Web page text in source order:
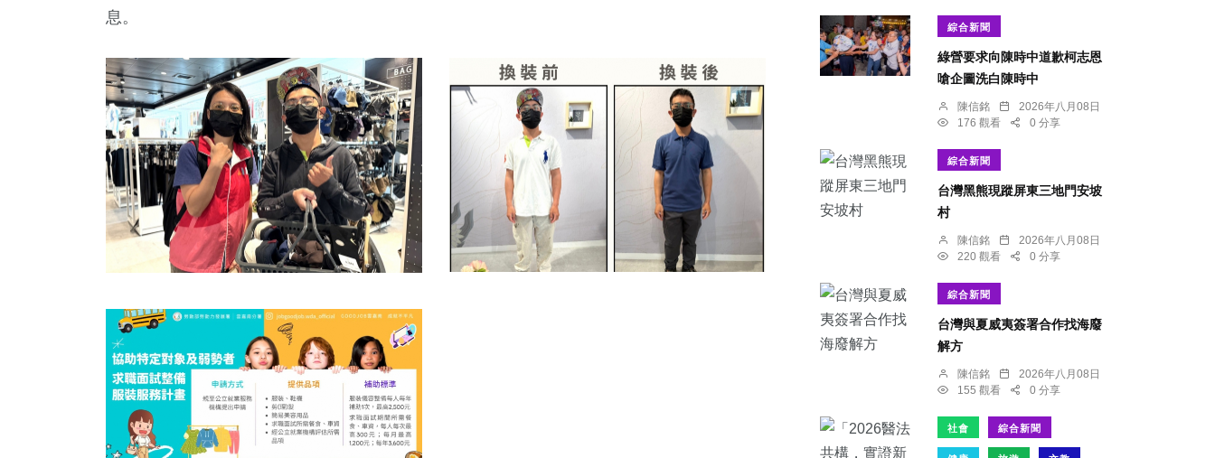
息。
綜合新聞
綠營要求向陳時中道歉柯志恩
嗆企圖洗白陳時中
陳信銘
2026年八月08日
176 觀看
0 分享
綜合新聞
台灣黑熊現蹤屏東三地門安坡
村
陳信銘
2026年八月08日
220 觀看
0 分享
綜合新聞
台灣與夏威夷簽署合作找海廢
解方
陳信銘
2026年八月08日
155 觀看
0 分享
社會 綜合新聞